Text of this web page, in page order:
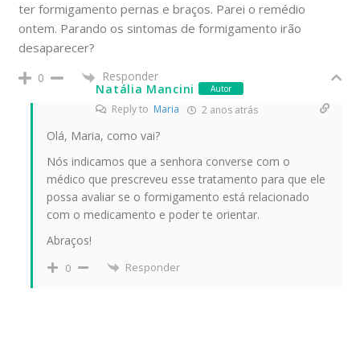
ter formigamento pernas e braços. Parei o remédio
ontem. Parando os sintomas de formigamento irão
desaparecer?
0
Responder
Natália Mancini
Autor
Reply to Maria 2 anos atrás
Olá, Maria, como vai?
Nós indicamos que a senhora converse com o
médico que prescreveu esse tratamento para que ele
possa avaliar se o formigamento está relacionado
com o medicamento e poder te orientar.
Abraços!
0 Responder